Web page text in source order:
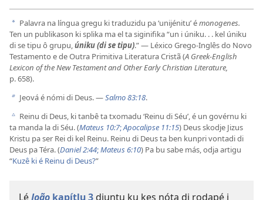
a Palavra na língua gregu ki traduzidu pa ‘unijénitu’ émonogenes.
Ten un publikason ki splika ma el ta siginifika “un i úniku. . . kel úniku
di se tipu ô grupu,úniku (di se tipu).” — Léxico Grego-Inglês do Novo
Testamento e de Outra Primitiva Literatura Cristã (A Greek-English
Lexicon of the New Testament and Other Early Christian Literature,
p. 658).
b Jeová é nómi di Deus. —Salmo 83:18.
c Reinu di Deus, ki tanbê ta txomadu ‘Reinu di Séu’, é un govérnu ki
ta manda la di Séu. (Mateus 10:7;Apocalipse 11:15) Deus skodje Jizus
Kristu pa ser Rei di kel Reinu. Reinu di Deus ta ben kunpri vontadi di
Deus pa Téra. (Daniel 2:44;Mateus 6:10) Pa bu sabe más, odja artigu
“Kuzê ki é Reinu di Deus?”
LéJoão kapítlu 3 djuntu ku kes nóta di rodapé i